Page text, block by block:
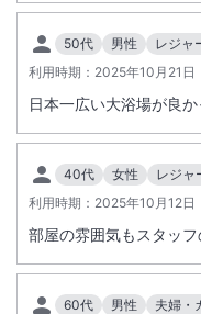
50代 男性
レジャ
利用時期： 2025年10月21日
日本一広い大浴場が良か
40代 女性
レジャ
利用時期： 2025年10月12日
部屋の雰囲気もスタッフ
60代 男性
夫婦・